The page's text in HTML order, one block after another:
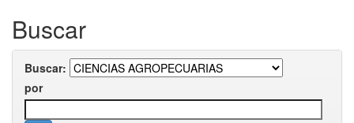
Buscar
Buscar:
por